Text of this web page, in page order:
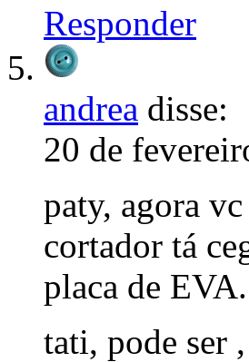
Responder
andrea disse:
20 de
paty, agora
cortador tá
placa de EVA.
tati, pode ser